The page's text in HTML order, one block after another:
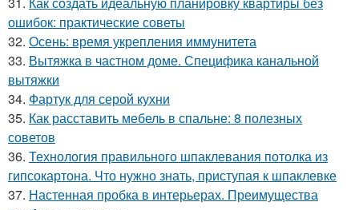
ошибок: практические советы
32. Осень: время укрепления иммунитета
33. Вытяжка в частном доме. Специфика канальной
вытяжки
34. Фартук для серой кухни
35. Как расставить мебель в спальне: 8 полезных
советов
36. Технология правильного шпаклевания потолка из
гипсокартона. Что нужно знать, приступая к шпаклевке
37. Настенная пробка в интерьерах. Преимущества